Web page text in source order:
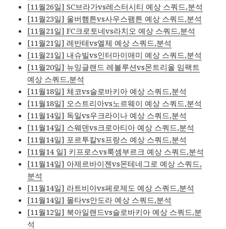
[11월26일] SC브라가vs레스터시티 예상 스쿼드,분석
[11월23일] 울버햄튼vs사우스팸튼 예상 스쿼드,분석
[11월21일] FC크로토네vs라치오 예상 스쿼드,분석
[11월21일] 레반테vs엘체 예상 스쿼드,분석
[11월21일] 내슈빌vs인터마이애미 예상 스쿼드,분석
[11월20일] 뉴잉글랜드 레볼루션vs몬트리올 임팩트
예상 스쿼드,분석
[11월18일] 체코vs슬로바키아 예상 스쿼드,분석
[11월18일] 오스트리아vs노르웨이 예상 스쿼드,분석
[11월14일] 독일vs우크라이나 예상 스쿼드,분석
[11월14일] 스웨덴vs크로아티아 예상 스쿼드,분석
[11월14일] 포르투칼vs프랑스 예상 스쿼드,분석
[11월14 일] 키프로스vs룩셈부르크 예상 스쿼드,분석
[11월14일] 아제르바이젠vs몬테네그로 예상 스쿼드,
분석
[11월14일] 라트비아vs페로제도 예상 스쿼드,분석
[11월14일] 몰타vs안도라 예상 스쿼드,분석
[11월12일] 북아일랜드vs슬로바키아 예상 스쿼드,분
석